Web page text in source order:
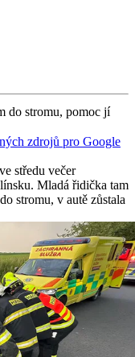
do stromu, pomoc jí
zdrojů pro Google
středu večer
Mladá řidička tam
stromu, v autě zůstala